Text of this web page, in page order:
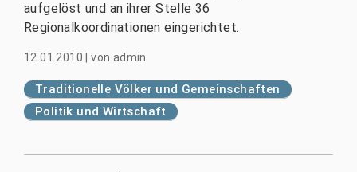
aufgelöst und an ihrer Stelle 36
Regionalkoordinationen eingerichtet.
12.01.2010 |von admin
Traditionelle Völker und Gemeinschaften
Politik und Wirtschaft